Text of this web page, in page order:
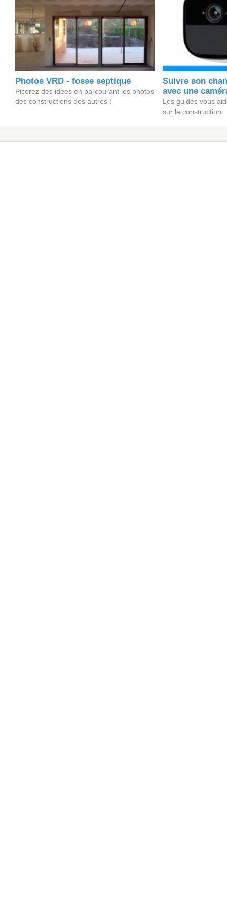
Photos VRD - fosse septique
Picorez des idées en parcourant les photos
des constructions des autres !
Suivre son
avec une
Les guides vous
sur la construction.